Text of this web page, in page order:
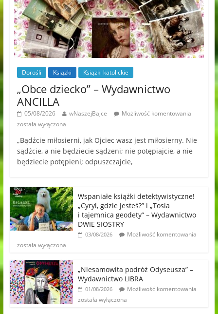
Dorośli Książki Książki katolickie
„Obce dziecko” – Wydawnictwo
ANCILLA
05/08/2026 wNaszejBajce
Możliwość komentowania
została wyłączona
„Bądźcie miłosierni, jak Ojciec wasz jest miłosierny. Nie
sądźcie, a nie będziecie sądzeni; nie potępiajcie, a nie
będziecie potępieni; odpuszczajcie,
Wspaniałe książki detektywistyczne!
„Cyryl, gdzie jesteś?” i „Tosia
i tajemnica geodety” – Wydawnictwo
DWIE SIOSTRY
03/08/2026
Możliwość komentowania
została wyłączona
„Niesamowita podróż Odyseusza” –
Wydawnictwo LIBRA
01/08/2026
Możliwość komentowania
została wyłączona